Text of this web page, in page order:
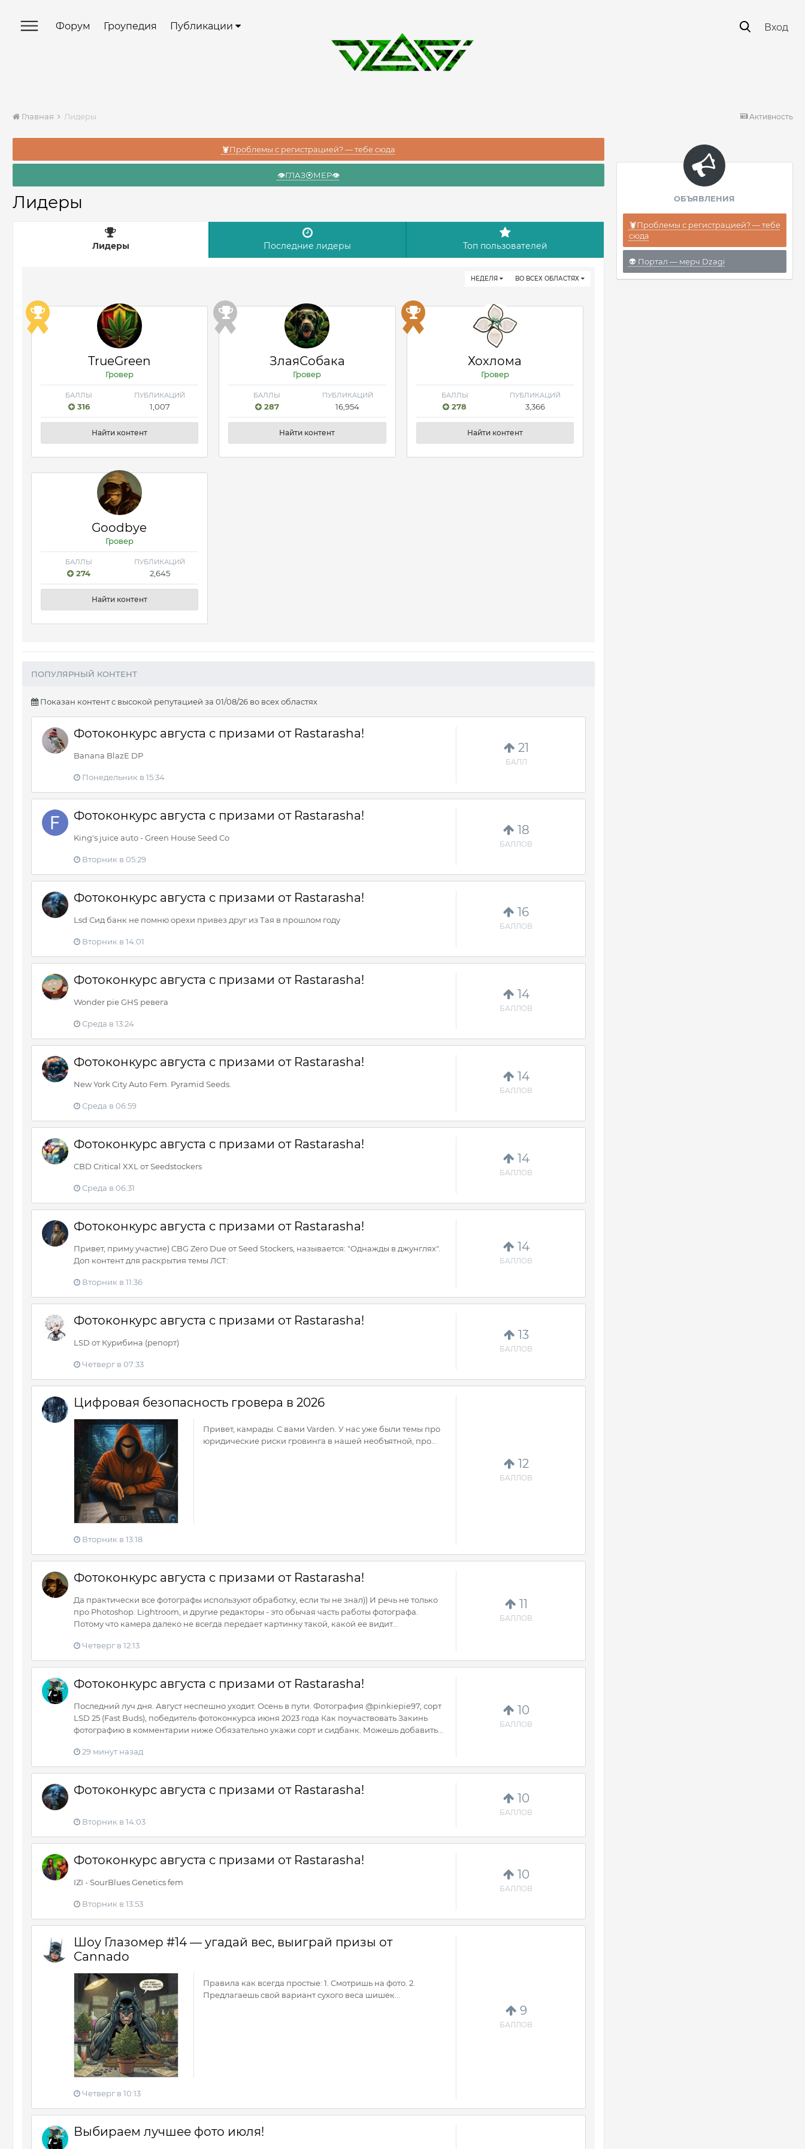
Форум Гроупедия Публикации Вход
Активность
Главная Лидеры
🦞Проблемы с регистрацией? — тебе сюда
👁️ГЛАЗ⦿МЕР👁️
Лидеры
Лидеры Последние лидеры Топ пользователей
ВО ВСЕХ ОБЛАСТЯХ
НЕДЕЛЯ
TrueGreen
Гровер
БАЛЛЫ
316
ПУБЛИКАЦИЙ
1,007
Найти контент
ЗлаяСобака
Гровер
БАЛЛЫ
287
ПУБЛИКАЦИЙ
16,954
Найти контент
Хохлома
Гровер
БАЛЛЫ
278
ПУБЛИКАЦИЙ
3,366
Найти контент
Goodbye
Гровер
БАЛЛЫ
274
ПУБЛИКАЦИЙ
2,645
Найти контент
ПОПУЛЯРНЫЙ КОНТЕНТ
Показан контент с высокой репутацией за 01/08/26 во всех областях
21
БАЛЛ
Фотоконкурс августа с призами от Rastarasha!
Banana BlazE DP
Понедельник в 15:34
18
БАЛЛОВ
Фотоконкурс августа с призами от Rastarasha!
King's juice auto - Green House Seed Co
Вторник в 05:29
16
БАЛЛОВ
Фотоконкурс августа с призами от Rastarasha!
Lsd Сид банк не помню орехи привез друг из Тая в прошлом году
Вторник в 14:01
14
БАЛЛОВ
Фотоконкурс августа с призами от Rastarasha!
Wonder pie GHS ревега
Среда в 13:24
14
БАЛЛОВ
Фотоконкурс августа с призами от Rastarasha!
New York City Auto Fem. Pyramid Seeds.
Среда в 06:59
14
БАЛЛОВ
Фотоконкурс августа с призами от Rastarasha!
CBD Critical XXL от Seedstockers
Среда в 06:31
14
БАЛЛОВ
Фотоконкурс августа с призами от Rastarasha!
Привет, приму участие) CBG Zero Due от Seed Stockers, называется: "Однажды в джунглях".
Доп контент для раскрытия темы ЛСТ:
Вторник в 11:36
13
БАЛЛОВ
Фотоконкурс августа с призами от Rastarasha!
LSD от Курибина (репорт)
Четверг в 07:33
12
БАЛЛОВ
Цифровая безопасность гровера в 2026
Привет, камрады. С вами Varden. У нас уже были темы про
юридические риски гровинга в нашей необъятной, про...
Вторник в 13:18
11
БАЛЛОВ
Фотоконкурс августа с призами от Rastarasha!
Да практически все фотографы используют обработку, если ты не знал)) И речь не только
про Photoshop. Lightroom, и другие редакторы - это обычая часть работы фотографа.
Потому что камера далеко не всегда передает картинку такой, какой ее видит...
Четверг в 12:13
10
БАЛЛОВ
Фотоконкурс августа с призами от Rastarasha!
Последний луч дня. Август неспешно уходит. Осень в пути. Фотография @pinkiepie97, сорт
LSD 25 (Fast Buds), победитель фотоконкурса июня 2023 года Как поучаствовать Закинь
фотографию в комментарии ниже Обязательно укажи сорт и сидбанк. Можешь добавить...
29 минут назад
10
БАЛЛОВ
Фотоконкурс августа с призами от Rastarasha!
Вторник в 14:03
10
БАЛЛОВ
Фотоконкурс августа с призами от Rastarasha!
IZI - SourBlues Genetics fem
Вторник в 13:53
9
БАЛЛОВ
Шоу Глазомер #14 — угадай вес, выиграй призы от
Cannado
Правила как всегда простые: 1. Смотришь на фото. 2.
Предлагаешь свой вариант сухого веса шишек...
Четверг в 10:13
Выбираем лучшее фото июля!
ОБЪЯВЛЕНИЯ
🦞Проблемы с регистрацией? — тебе
сюда
👽 Портал — мерч Dzagi